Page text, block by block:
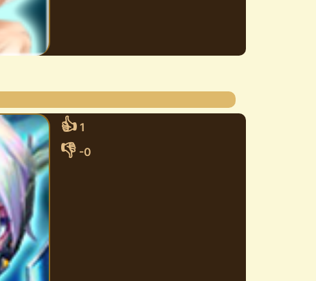
👍 1
👎 -0